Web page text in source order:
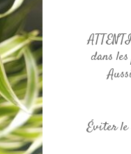
dans
Éviter le